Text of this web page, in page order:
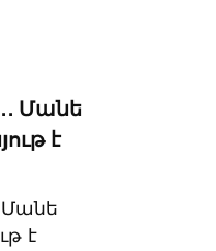
Մանե
է
Մանե
է